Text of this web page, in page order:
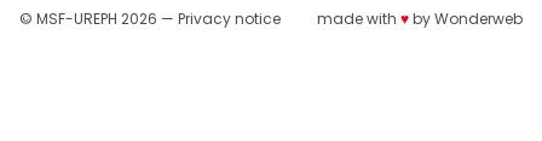
© MSF-UREPH 2026 — Privacy notice made with ♥byWonderweb